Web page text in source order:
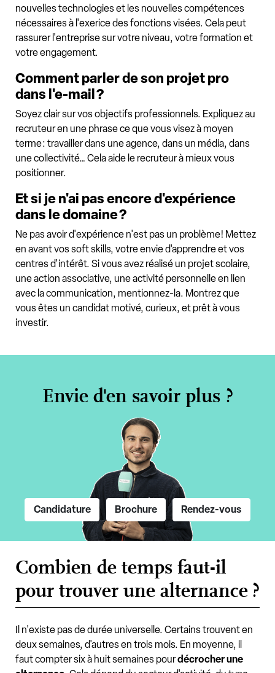
nouvelles technologies et les nouvelles compétences
nécessaires à l'exerice des fonctions visées. Cela peut
rassurer l'entreprise sur votre niveau, votre formation et
votre engagement.
Comment parler de son projet pro
dans l'e-mail ?
Soyez clair sur vos objectifs professionnels. Expliquez au
recruteur en une phrase ce que vous visez à moyen
terme : travailler dans une agence, dans un média, dans
une collectivité… Cela aide le recruteur à mieux vous
positionner.
Et si je n'ai pas encore d'expérience
dans le domaine ?
Ne pas avoir d'expérience n'est pas un problème ! Mettez
en avant vos soft skills, votre envie d'apprendre et vos
centres d'intérêt. Si vous avez réalisé un projet scolaire,
une action associative, une activité personnelle en lien
avec la communication, mentionnez-la. Montrez que
vous êtes un candidat motivé, curieux, et prêt à vous
investir.
Envie d'en savoir plus ?
Candidature Brochure Rendez-vous
Combien de temps faut-il
pour trouver une alternance ?
Il n'existe pas de durée universelle. Certains trouvent en
deux semaines, d'autres en trois mois. En moyenne, il
faut compter six à huit semaines pourdécrocher une